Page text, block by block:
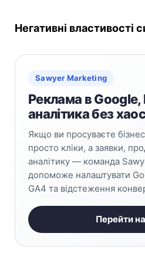
Негативні властивості
Sawyer Marketing
Реклама в Google,
аналітика без
Якщо ви просуваєте
просто кліки, а заявки,
аналітику — команда
допоможе налаштувати
GA4 та відстеження
Перейти